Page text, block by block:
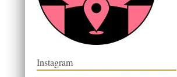
Instagram